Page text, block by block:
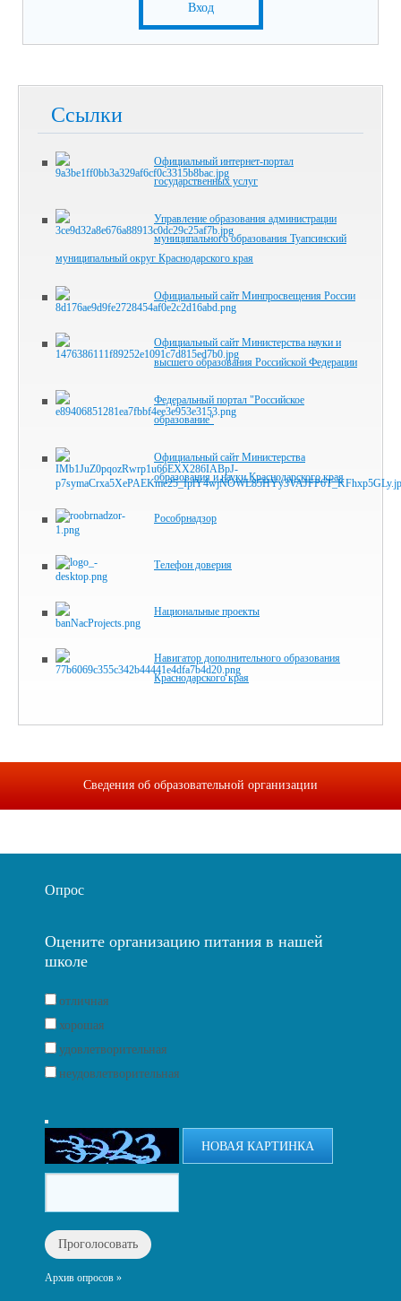
Вход
Ссылки
Официальный интернет-портал
государственных услуг
Управление образования администрации
муниципального образования Туапсинский
муниципальный округ Краснодарского края
Официальный сайт Минпросвещения России
Официальный сайт Министерства науки и
высшего образования Российской Федерации
Федеральный портал "Российское
образование"
Официальный сайт Министерства
образования и науки Краснодарского края
Рособрнадзор
Телефон доверия
Национальные проекты
Навигатор дополнительного образования
Краснодарского края
Сведения об образовательной организации
Опрос
Оцените организацию питания в нашей
школе
отличная
хорошая
удовлетворительная
неудовлетворительная
НОВАЯ КАРТИНКА
Архив опросов »